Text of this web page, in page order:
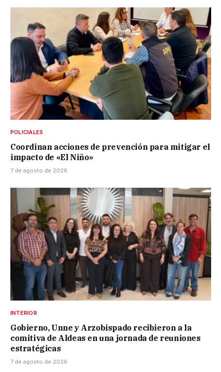
POLICIALES
Coordinan acciones de prevención para mitigar el
impacto de «El Niño»
7 de agosto de 2026
INTERIOR
Gobierno, Unne y Arzobispado recibieron a la
comitiva de Aldeas en una jornada de reuniones
estratégicas
7 de agosto de 2026